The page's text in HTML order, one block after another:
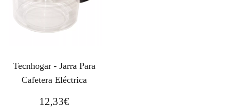
Tecnhogar - Jarra Para
Cafetera Eléctrica
12,33€